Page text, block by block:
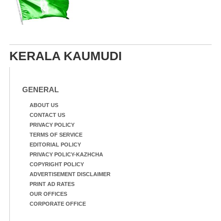
KERALA KAUMUDI
GENERAL
ABOUT US
CONTACT US
PRIVACY POLICY
TERMS OF SERVICE
EDITORIAL POLICY
PRIVACY POLICY-KAZHCHA
COPYRIGHT POLICY
ADVERTISEMENT DISCLAIMER
PRINT AD RATES
OUR OFFICES
CORPORATE OFFICE